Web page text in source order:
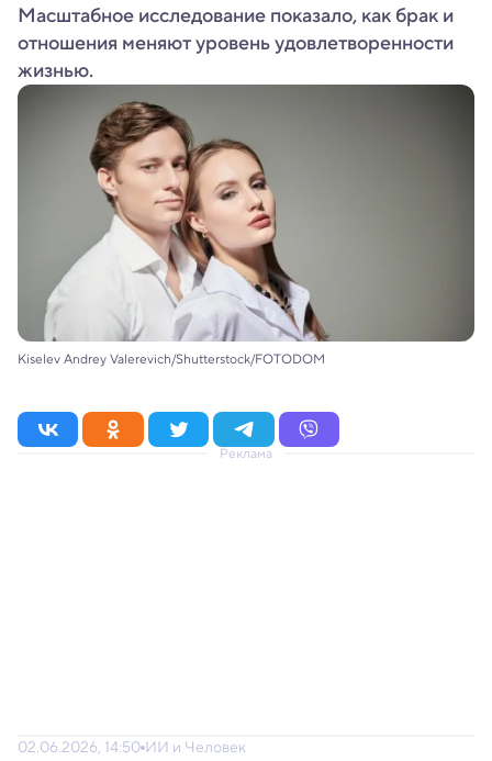
Масштабное исследование показало, как брак и
отношения меняют уровень удовлетворенности
жизнью.
Kiselev Andrey Valerevich/Shutterstock/FOTODOM
Реклама
02.06.2026, 14:50 ИИ и Человек